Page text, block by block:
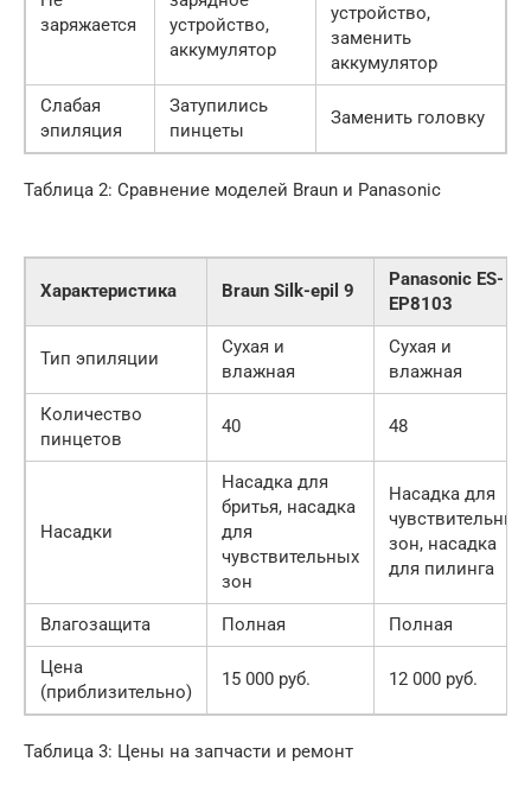
заряжается
устройство,
аккумулятор
устройство,
заменить
аккумулятор
Слабая
эпиляция
Затупились
пинцеты
Заменить головку
Таблица 2: Сравнение моделей Braun и Panasonic
Характеристика Braun Silk-epil 9
Panasonic ES-
EP8103
Тип эпиляции
Сухая и
влажная
Сухая и
влажная
Количество
пинцетов
40 48
Насадки
Насадка для
бритья, насадка
для
чувствительных
зон
Насадка для
чувствительных
зон, насадка
для пилинга
Влагозащита Полная
Полная
Цена
(приблизительно)
15 000 руб. 12 000 руб.
Таблица 3: Цены на запчасти и ремонт